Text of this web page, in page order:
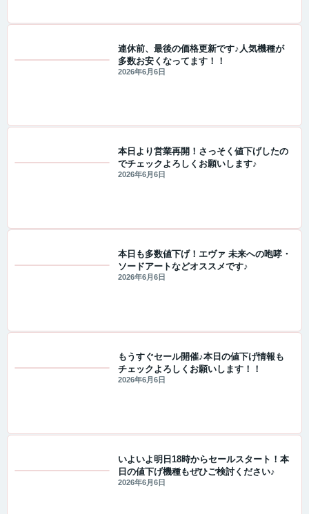
連休前、最後の価格更新です♪人気機種が
多数お安くなってます！！
2026年6月6日
本日より営業再開！さっそく値下げしたの
でチェックよろしくお願いします♪
2026年6月6日
本日も多数値下げ！エヴァ 未来への咆哮・
ソードアートなどオススメです♪
2026年6月6日
もうすぐセール開催♪本日の値下げ情報も
チェックよろしくお願いします！！
2026年6月6日
いよいよ明日18時からセールスタート！本
日の値下げ機種もぜひご検討ください♪
2026年6月6日